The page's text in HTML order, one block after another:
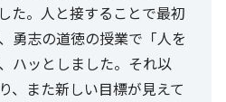
た。人と接することで最初
勇志の道徳の授業で「人を
ハッとしました。それ以
、また新しい目標が見えて